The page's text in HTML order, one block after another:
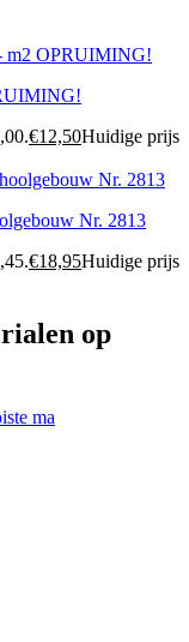
€12,50Huidige prijs
Nr. 2813
€18,95Huidige prijs
op
ma